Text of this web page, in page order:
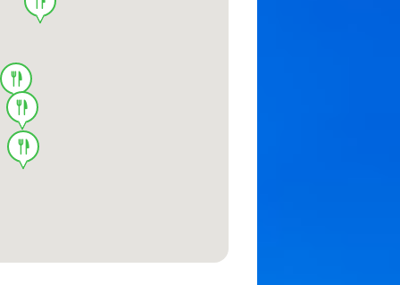
food
food
food